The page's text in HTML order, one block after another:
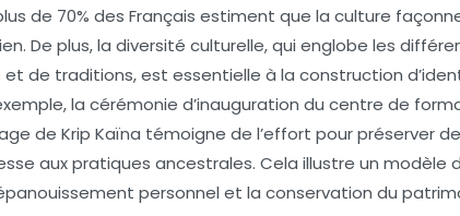
de 70% des Français estiment que la culture
De plus, la diversité culturelle, qui englobe les
et de traditions, est essentielle à la construction
la cérémonie d’inauguration du centre de
de Krip Kaïna témoigne de l’effort pour préserver
aux pratiques ancestrales. Cela illustre un modèle
personnel et la conservation du